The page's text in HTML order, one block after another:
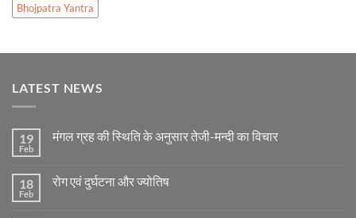
Bhojpatra Yantra
LATEST NEWS
19
Feb
मंगल ग्रह की स्थिति के अनुसार तेजी-मन्दी का विचार
मंगल
18
Feb
रोग एवं दुर्घटना और ज्योतिष